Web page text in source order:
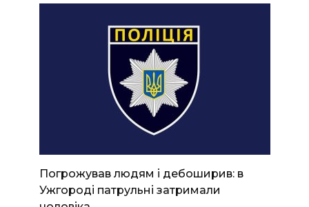
Погрожував людям і дебоширив: в
Ужгороді патрульні затримали